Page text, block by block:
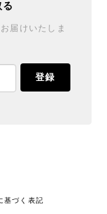
届けいたしま
登録
基づく表記